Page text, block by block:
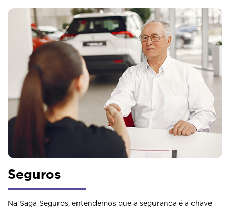
Seguros
Na Saga Seguros, entendemos que a segurança é a chave